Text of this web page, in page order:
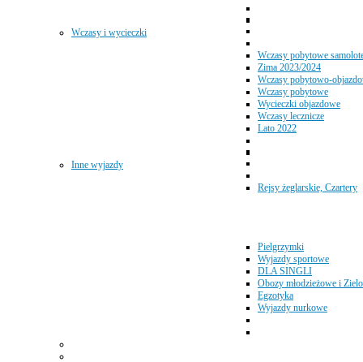
Wczasy i wycieczki
Wczasy pobytowe
Zima 2023/2024
Wczasy pobytowo-
Wczasy pobytowe
Wycieczki objazdowe
Wczasy lecznicze
Lato 2022
Inne wyjazdy
Rejsy żeglarskie, Czartery
Pielgrzymki
Wyjazdy sportowe
DLA SINGLI
Obozy młodzieżowe i
Egzotyka
Wyjazdy nurkowe